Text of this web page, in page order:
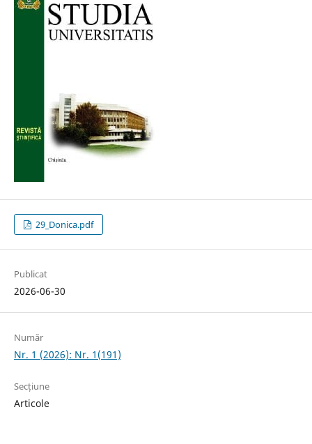
29_Donica.pdf
Publicat
2026-06-30
Număr
Nr. 1 (2026): Nr. 1(191)
Secțiune
Articole